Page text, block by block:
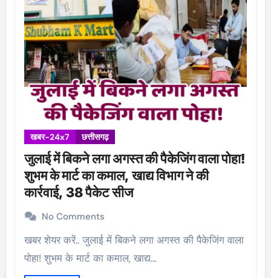
खबर-24x7 छत्तीसगढ़
जुलाई में बिकने लगा अगस्त की पैकेजिंग वाला पोहा!
शुभम के मार्ट का कमाल, खाद्य विभाग ने की
कार्रवाई, 38 पैकेट सीज
No Comments
खबर शेयर करें.. जुलाई में बिकने लगा अगस्त की पैकेजिंग वाला
पोहा! शुभम के मार्ट का कमाल, खाद्य…